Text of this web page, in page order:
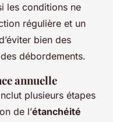
les conditions ne
régulière et un
bien des
débordements.
annuelle
plusieurs étapes
de l’étanchéité